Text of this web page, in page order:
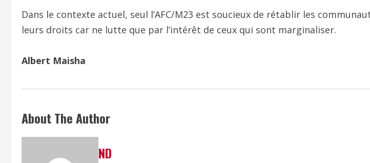
Dans le contexte actuel, seul l’AFC/M23 est soucieux de rétablir les
leurs droits car ne lutte que par l’intérêt de ceux qui sont marginaliser.
Albert Maisha
About The Author
ND